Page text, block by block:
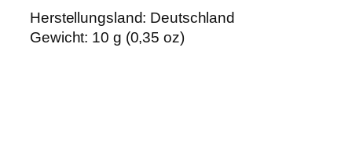
o
r
Herstellungsland: Deutschland
Gewicht: 10 g (0,35 oz)